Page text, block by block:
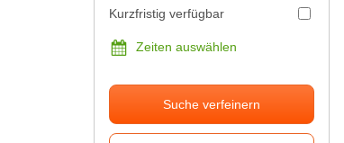
Kurzfristig verfügbar
Zeiten auswählen
Suche verfeinern